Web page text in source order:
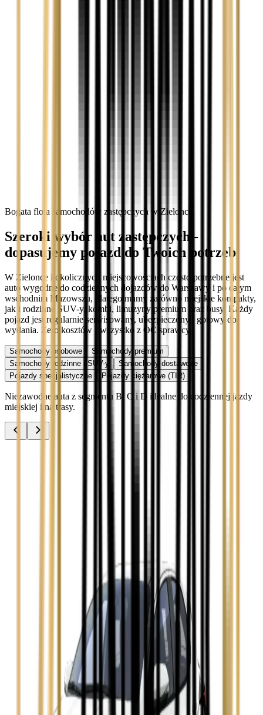
Bogata flota samochodów zastępczych w Zielonce
Szeroki wybór aut zastępczych -
dopasujemy pojazd do Twoich potrzeb
W Zielonce i okolicznych miejscowościach często potrzebne jest
auto wygodne do codziennych dojazdów do Warszawy i po całym
wschodnim Mazowszu, dlatego mamy zarówno miejskie kompakty,
jak i rodzinne SUV-y, kombi, limuzyny premium oraz busy. Każdy
pojazd jest regularnie serwisowany, ubezpieczony i gotowy do
wydania. Zero kosztów - wszystko z OC sprawcy.
Samochody osobowe
Samochody premium
Samochody rodzinne i SUV-y
Samochody dostawcze
Pojazdy specjalistyczne
Pojazdy ciężarowe (TIR)
Niezawodne auta z segmentu B, C i D idealne do codziennej jazdy
miejskiej i na trasy.